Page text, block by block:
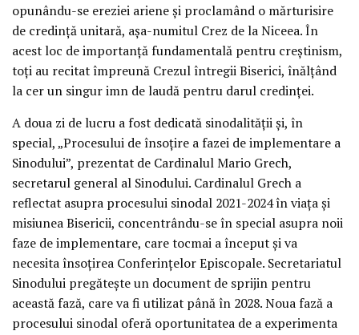
opunându-se ereziei ariene și proclamând o mărturisire
de credință unitară, așa-numitul Crez de la Niceea. În
acest loc de importanță fundamentală pentru creștinism,
toți au recitat împreună Crezul întregii Biserici, înălțând
la cer un singur imn de laudă pentru darul credinței.
A doua zi de lucru a fost dedicată sinodalității și, în
special, „Procesului de însoțire a fazei de implementare a
Sinodului”, prezentat de Cardinalul Mario Grech,
secretarul general al Sinodului. Cardinalul Grech a
reflectat asupra procesului sinodal 2021-2024 în viața și
misiunea Bisericii, concentrându-se în special asupra noii
faze de implementare, care tocmai a început și va
necesita însoțirea Conferințelor Episcopale. Secretariatul
Sinodului pregătește un document de sprijin pentru
această fază, care va fi utilizat până în 2028. Noua fază a
procesului sinodal oferă oportunitatea de a experimenta